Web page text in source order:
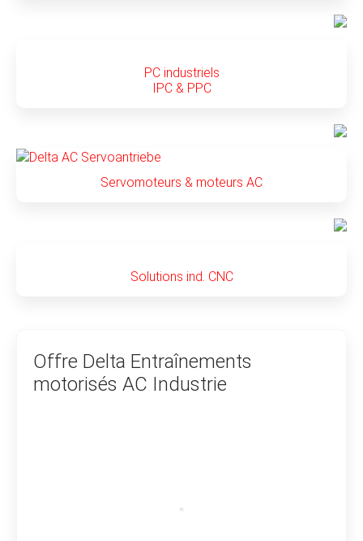
PC industriels
IPC & PPC
Servomoteurs & moteurs AC
Solutions ind. CNC
Offre Delta Entraînements
motorisés AC Industrie